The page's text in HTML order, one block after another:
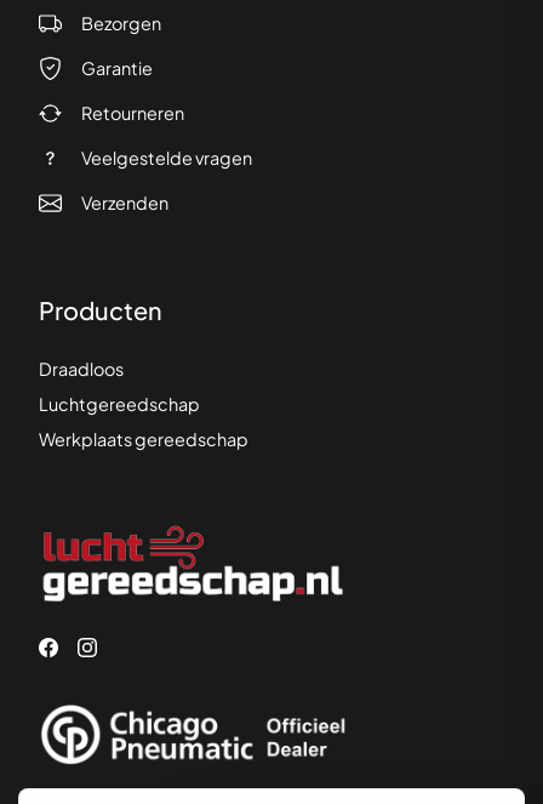
Bezorgen
Garantie
Retourneren
Veelgestelde vragen
Verzenden
Producten
Draadloos
Luchtgereedschap
Werkplaats gereedschap